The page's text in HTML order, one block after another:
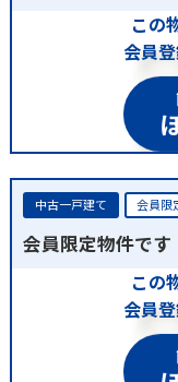
この
会員
中古一戸建て 会員限
会員限定物件です
この
会員